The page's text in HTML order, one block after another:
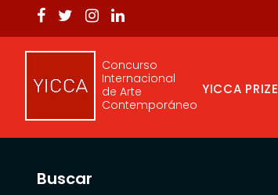
Concurso
Internacional
de Arte
Contemporáneo
YICCA PRIZE
Buscar